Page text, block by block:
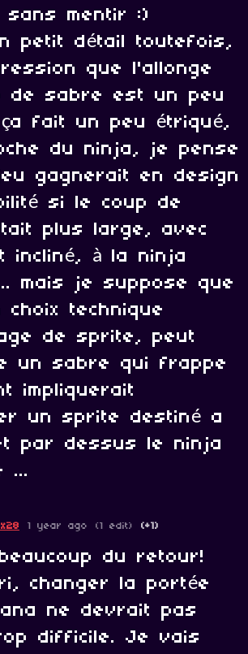
sans mentir :)
petit détail toutefois,
que l'allonge
de sabre est un peu
fait un peu étriqué,
du ninja, je pense
gagnerait en design
si le coup de
plus large, avec
incliné, à la ninja
mais je suppose que
technique
de sprite, peut
un sabre qui frappe
impliquerait
un sprite destiné a
par dessus le ninja
...
1 year ago (1 edit) (+1)
du retour!
changer la portée
ne devrait pas
difficile. Je vais